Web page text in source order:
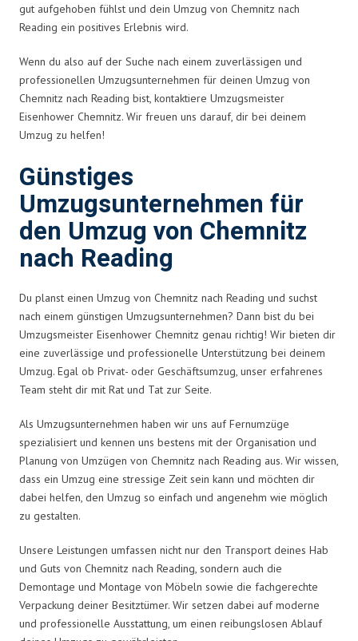
gut aufgehoben fühlst und dein Umzug von Chemnitz nach
Reading ein positives Erlebnis wird.
Wenn du also auf der Suche nach einem zuverlässigen und
professionellen Umzugsunternehmen für deinen Umzug von
Chemnitz nach Reading bist, kontaktiere Umzugsmeister
Eisenhower Chemnitz. Wir freuen uns darauf, dir bei deinem
Umzug zu helfen!
Günstiges
Umzugsunternehmen für
den Umzug von Chemnitz
nach Reading
Du planst einen Umzug von Chemnitz nach Reading und suchst
nach einem günstigen Umzugsunternehmen? Dann bist du bei
Umzugsmeister Eisenhower Chemnitz genau richtig! Wir bieten dir
eine zuverlässige und professionelle Unterstützung bei deinem
Umzug. Egal ob Privat- oder Geschäftsumzug, unser erfahrenes
Team steht dir mit Rat und Tat zur Seite.
Als Umzugsunternehmen haben wir uns auf Fernumzüge
spezialisiert und kennen uns bestens mit der Organisation und
Planung von Umzügen von Chemnitz nach Reading aus. Wir wissen,
dass ein Umzug eine stressige Zeit sein kann und möchten dir
dabei helfen, den Umzug so einfach und angenehm wie möglich
zu gestalten.
Unsere Leistungen umfassen nicht nur den Transport deines Hab
und Guts von Chemnitz nach Reading, sondern auch die
Demontage und Montage von Möbeln sowie die fachgerechte
Verpackung deiner Besitztümer. Wir setzen dabei auf moderne
und professionelle Ausstattung, um einen reibungslosen Ablauf